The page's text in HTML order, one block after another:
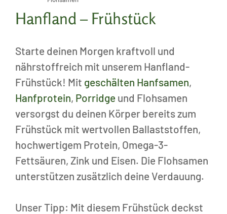
Hanfland – Frühstück
Starte deinen Morgen kraftvoll und
nährstoffreich mit unserem Hanfland-
Frühstück! Mit geschälten Hanfsamen,
Hanfprotein, Porridge und Flohsamen
versorgst du deinen Körper bereits zum
Frühstück mit wertvollen Ballaststoffen,
hochwertigem Protein, Omega-3-
Fettsäuren, Zink und Eisen. Die Flohsamen
unterstützen zusätzlich deine Verdauung.
Unser Tipp: Mit diesem Frühstück deckst